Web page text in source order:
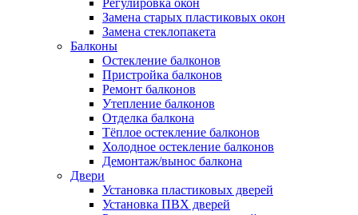
Замена старых пластиковых окон
Замена стеклопакета
Балконы
Остекление балконов
Пристройка балконов
Ремонт балконов
Утепление балконов
Отделка балкона
Тёплое остекление балконов
Холодное остекление балконов
Демонтаж/вынос балкона
Двери
Установка пластиковых дверей
Установка ПВХ дверей